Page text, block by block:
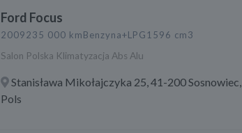
Ford Focus
2009235 000 kmBenzyna+LPG1596 cm3
Salon Polska Klimatyzacja Abs Alu
Stanisława Mikołajczyka 25, 41-200 Sosnowiec,
Pols